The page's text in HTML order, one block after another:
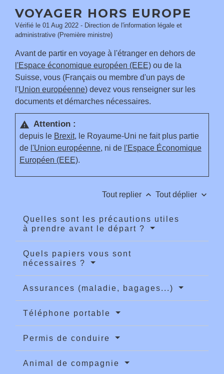
VOYAGER HORS EUROPE
Vérifié le 01 Aug 2022 - Direction de l'information légale et
administrative (Première ministre)
Avant de partir en voyage à l'étranger en dehors de
l'Espace économique européen (EEE) ou de la
Suisse, vous (Français ou membre d'un pays de
l'Union européenne) devez vous renseigner sur les
documents et démarches nécessaires.
warning Attention :
depuis le Brexit, le Royaume-Uni ne fait plus partie
de l'Union européenne, ni de l'Espace Économique
Européen (EEE).
Tout replier keyboard_arrow_up Tout déplier keyboard_arrow_down
Quelles sont les précautions utiles
à prendre avant le départ ?
Quels papiers vous sont
nécessaires ?
Assurances (maladie, bagages...)
Téléphone portable
Permis de conduire
Animal de compagnie